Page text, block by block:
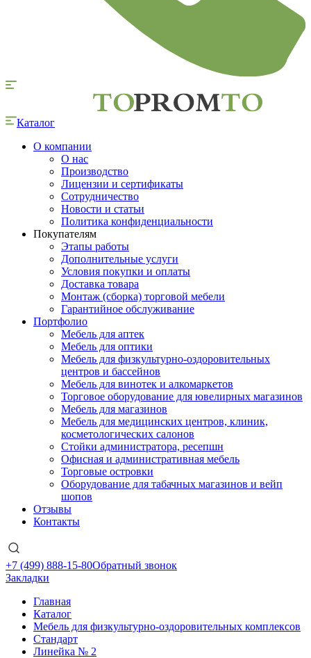
Каталог
О компании
О нас
Производство
Лицензии и сертификаты
Сотрудничество
Новости и статьи
Политика конфиденциальности
Покупателям
Этапы работы
Дополнительные услуги
Условия покупки и оплаты
Доставка товара
Монтаж (сборка) торговой мебели
Гарантийное обслуживание
Портфолио
Мебель для аптек
Мебель для оптики
Мебель для физкультурно-оздоровительных
центров и бассейнов
Мебель для винотек и алкомаркетов
Торговое оборудование для ювелирных магазинов
Мебель для магазинов
Мебель для медицинских центров, клиник,
косметологических салонов
Стойки администратора, ресепшн
Офисная и административная мебель
Торговые островки
Оборудование для табачных магазинов и вейп
шопов
Отзывы
Контакты
+7 (499) 888-15-80Обратный звонок
Закладки
Главная
Каталог
Мебель для физкультурно-оздоровительных комплексов
Стандарт
Линейка № 2